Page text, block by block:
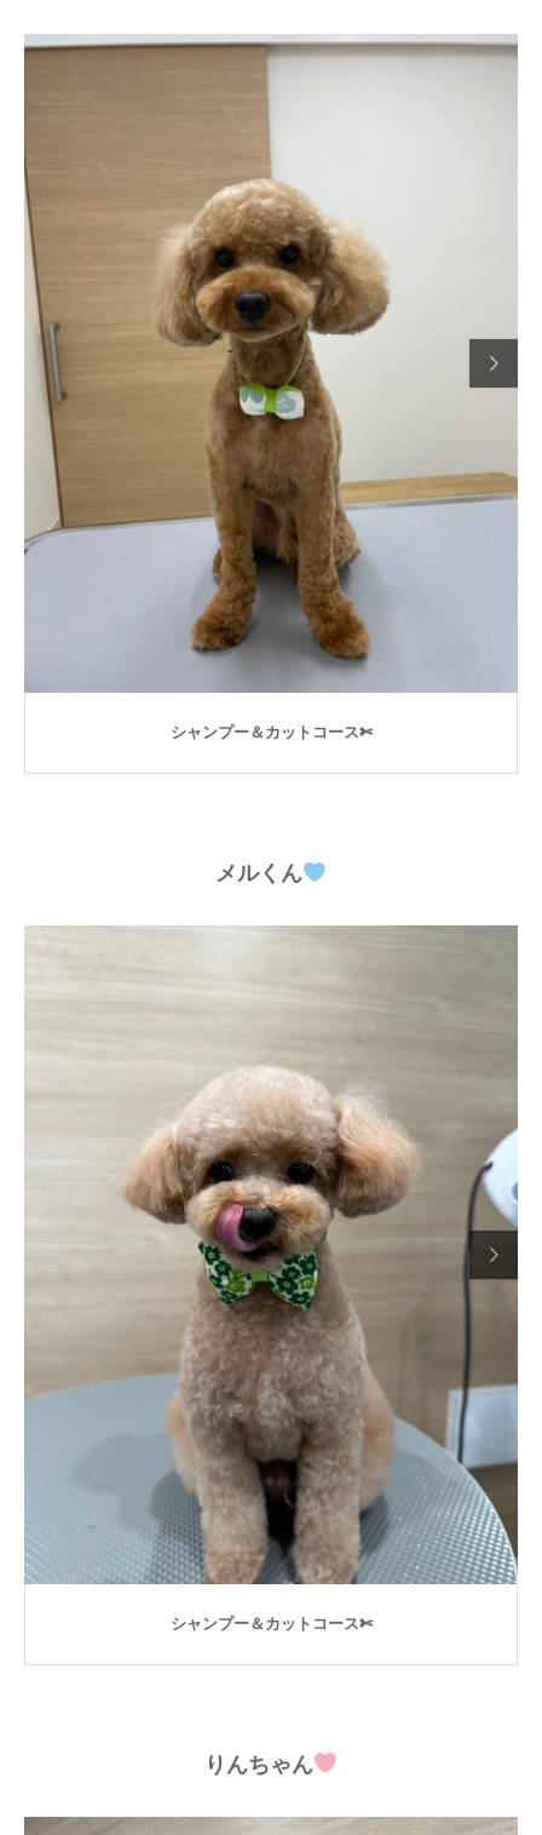

シャンプー＆カットコース✄
メルくん

シャンプー＆カットコース✄
りんちゃん